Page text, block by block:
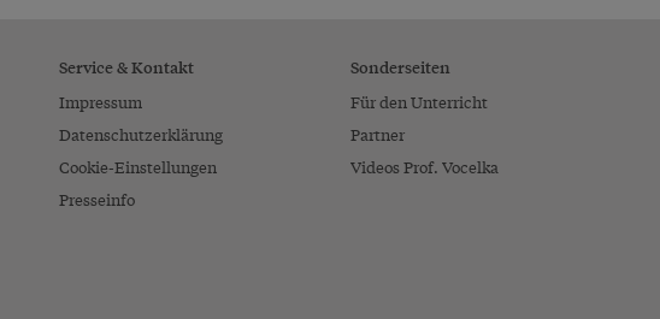
Service & Kontakt
Impressum
Datenschutzerklärung
Cookie-Einstellungen
Presseinfo
Sonderseiten
Für den Unterricht
Partner
Videos Prof. Vocelka